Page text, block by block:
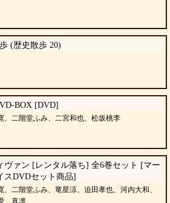
(歴史散歩 20)
BOX [DVD]
、二階堂ふみ、二宮和也、松坂桃李
ヴァン [レンタル落ち] 全6巻セット [マー
スDVDセット商品]
、二階堂ふみ、竜星涼、迫田孝也、河内大和、
、真凛